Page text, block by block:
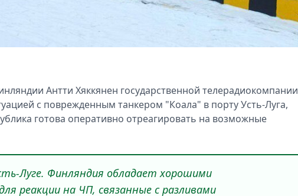
Антти Хяккянен государственной телерадиокомпании
с поврежденным танкером "Коала" в порту Усть-Луга,
готова оперативно отреагировать на возможные
Луге. Финляндия обладает хорошими
реакции на ЧП, связанные с разливами